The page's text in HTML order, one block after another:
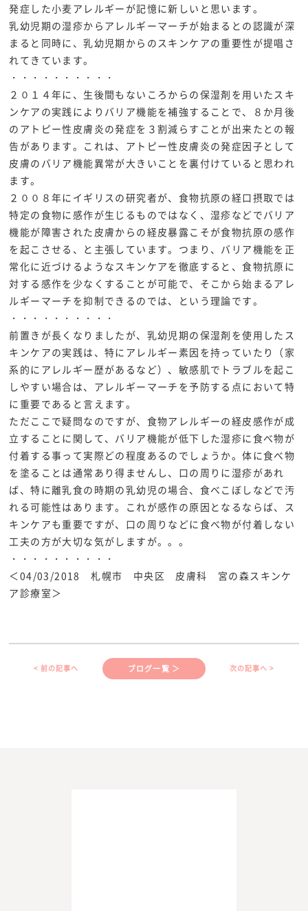
発症した小麦アレルギーが記憶に新しいと思います。
乳幼児期の湿疹からアレルギーマーチが始まるとの認識が深
まると同時に、乳幼児期からのスキンケアの重要性が提唱さ
れてきています。
・・・・・・・・・・
２０１４年に、生後間もないころからの保湿剤を用いたスキ
ンケアの実践によりバリア機能を補強することで、８か月後
のアトピー性皮膚炎の発症を３割減らすことが出来たとの報
告があります。これは、アトピー性皮膚炎の発症因子として
皮膚のバリア機能異常が大きいことを裏付けていると思われ
ます。
２００８年にイギリスの研究者が、食物抗原の経口摂取では
特定の食物に感作が生じるものではなく、湿疹などでバリア
機能が障害された皮膚からの経皮暴露こそが食物抗原の感作
を起こさせる、と主張しています。つまり、バリア機能を正
常化に近づけるようなスキンケアを徹底すると、食物抗原に
対する感作を少なくすることが可能で、そこから始まるアレ
ルギーマーチを抑制できるのでは、という理論です。
・・・・・・・・・・
前置きが長くなりましたが、乳幼児期の保湿剤を使用したス
キンケアの実践は、特にアレルギー素因を持っていたり（家
系的にアレルギー歴があるなど）、敏感肌でトラブルを起こ
しやすい場合は、アレルギーマーチを予防する点において特
に重要であると言えます。
ただここで疑問なのですが、食物アレルギーの経皮感作が成
立することに関して、バリア機能が低下した湿疹に食べ物が
付着する事って実際どの程度あるのでしょうか。体に食べ物
を塗ることは通常あり得ませんし、口の周りに湿疹があれ
ば、特に離乳食の時期の乳幼児の場合、食べこぼしなどで汚
れる可能性はあります。これが感作の原因となるならば、ス
キンケアも重要ですが、口の周りなどに食べ物が付着しない
工夫の方が大切な気がしますが。。。
・・・・・・・・・・
＜04/03/2018 札幌市 中央区 皮膚科 宮の森スキンケ
ア診療室＞
< 前の記事へ ブログ一覧 ＞ 次の記事へ >